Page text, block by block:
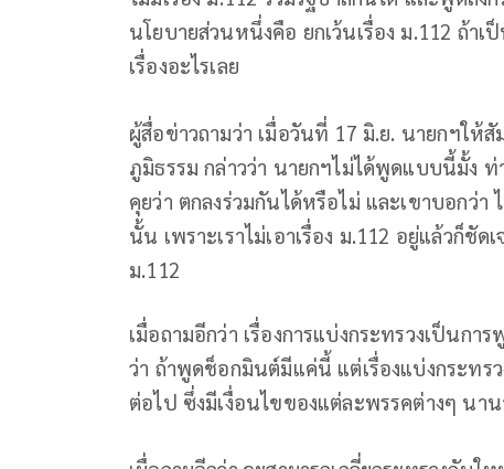
นโยบายส่วนหนึ่งคือ ยกเว้นเรื่อง ม.112 ถ้า
เรื่องอะไรเลย
ผู้สื่อข่าวถามว่า เมื่อวันที่ 17 มิ.ย. นายกฯให้
ภูมิธรรม กล่าวว่า นายกฯไม่ได้พูดแบบนี้มั้ง ท่
คุยว่า ตกลงร่วมกันได้หรือไม่ และเขาบอกว่
นั้น เพราะเราไม่เอาเรื่อง ม.112 อยู่แล้วก็
ม.112
เมื่อถามอีกว่า เรื่องการแบ่งกระทรวงเป็นก
ว่า ถ้าพูดช็อกมินต์มีแค่นี้ แต่เรื่องแบ่งกระทร
ต่อไป ซึ่งมีเงื่อนไขของแต่ละพรรคต่างๆ นา